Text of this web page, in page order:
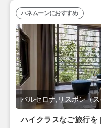
ハイクラスなご旅行
バルセロナ,リスボン（
ハネムーンにおすすめ